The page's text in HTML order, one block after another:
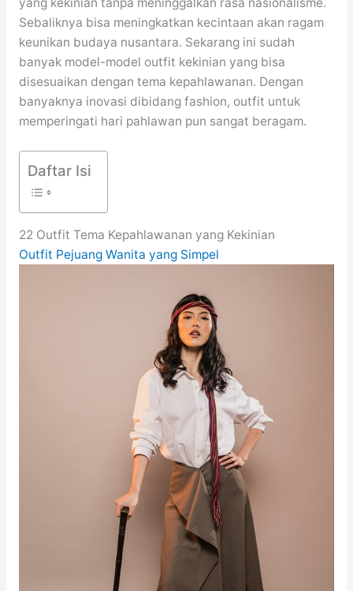
Sebaliknya bisa meningkatkan kecintaan akan ragam
keunikan budaya nusantara. Sekarang ini sudah
banyak model-model outfit kekinian yang bisa
disesuaikan dengan tema kepahlawanan. Dengan
banyaknya inovasi dibidang fashion, outfit untuk
memperingati hari pahlawan pun sangat beragam.
Daftar Isi
22 Outfit Tema Kepahlawanan yang Kekinian
Outfit Pejuang Wanita yang Simpel